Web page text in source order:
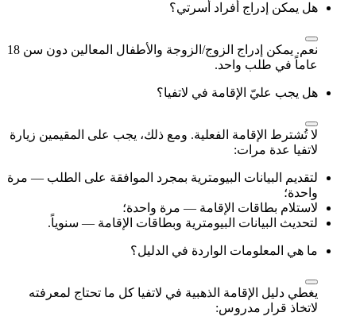
هل يمكن إدراج أفراد أسرتي؟
نعم. يمكن إدراج الزوج/الزوجة والأطفال المعالين دون سن 18
عاماً في طلب واحد.
هل يجب عليّ الإقامة في لاتفيا؟
لا تُشترط الإقامة الفعلية. ومع ذلك، يجب على المقيمين زيارة
لاتفيا عدة مرات:
لتقديم البيانات البيومترية بمجرد الموافقة على الطلب — مرة
واحدة؛
لاستلام بطاقات الإقامة — مرة واحدة؛
لتحديث البيانات البيومترية وبطاقات الإقامة — سنوياً.
ما هي المعلومات الواردة في الدليل؟
يغطي دليل الإقامة الذهبية في لاتفيا كل ما تحتاج لمعرفته
لاتخاذ قرار مدروس: